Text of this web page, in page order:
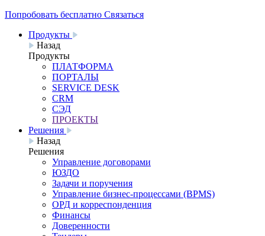
Попробовать бесплатно Связаться
Продукты
Назад
Продукты
ПЛАТФОРМА
ПОРТАЛЫ
SERVICE DESK
CRM
СЭД
ПРОЕКТЫ
Решения
Назад
Решения
Управление договорами
ЮЗДО
Задачи и поручения
Управление бизнес-процессами (BPMS)
ОРД и корреспонденция
Финансы
Доверенности